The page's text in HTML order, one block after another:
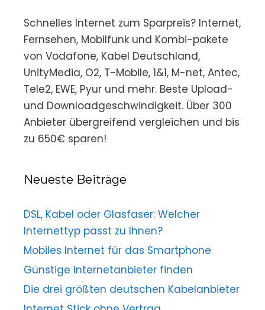
Schnelles Internet zum Sparpreis? Internet,
Fernsehen, Mobilfunk und Kombi-pakete
von Vodafone, Kabel Deutschland,
UnityMedia, O2, T-Mobile, 1&1, M-net, Antec,
Tele2, EWE, Pyur und mehr. Beste Upload-
und Downloadgeschwindigkeit. Über 300
Anbieter übergreifend vergleichen und bis
zu 650€ sparen!
Neueste Beiträge
DSL, Kabel oder Glasfaser: Welcher
Internettyp passt zu Ihnen?
Mobiles Internet für das Smartphone
Günstige Internetanbieter finden
Die drei größten deutschen Kabelanbieter